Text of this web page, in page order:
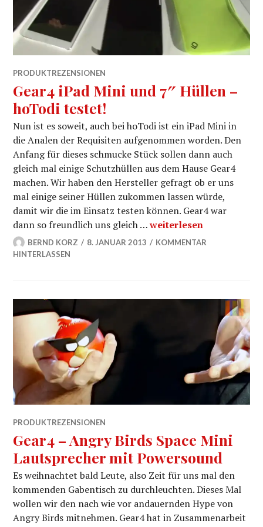
PRODUKTREZENSIONEN
Gear4 iPad Mini und 7″ Hüllen –
hoTodi testet!
Nun ist es soweit, auch bei hoTodi ist ein iPad Mini in
die Analen der Requisiten aufgenommen worden. Den
Anfang für dieses schmucke Stück sollen dann auch
gleich mal einige Schutzhüllen aus dem Hause Gear4
machen. Wir haben den Hersteller gefragt ob er uns
mal einige seiner Hüllen zukommen lassen würde,
damit wir die im Einsatz testen können. Gear4 war
dann so freundlich uns gleich …Gear4 iPad Mini und 7″
weiterlesen
BERND KORZ 8. JANUAR 2013
KOMMENTAR
HINTERLASSEN
PRODUKTREZENSIONEN
Gear4 – Angry Birds Space Mini
Lautsprecher mit Powersound
Es weihnachtet bald Leute, also Zeit für uns mal den
kommenden Gabentisch zu durchleuchten. Dieses Mal
wollen wir den nach wie vor andauernden Hype von
Angry Birds mitnehmen. Gear4 hat in Zusammenarbeit